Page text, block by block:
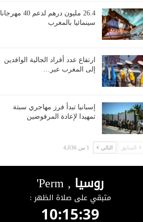
26.4 مليون درهم لدعم 40 مهرجانا
سينمائيا بالمغرب
ارتفاع عدد أفراد الجالية الوافدين
إلى المغرب عبر…
إسبانيا تبدأ فرز مهاجري سبتة
تمهيدا لإعادة المرفوضين
السابق التالي 1 من 4,036